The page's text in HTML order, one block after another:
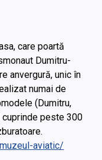
care poartă
Dumitru-
anvergură, unic în
numai de
(Dumitru,
cuprinde peste 300
aviatic/